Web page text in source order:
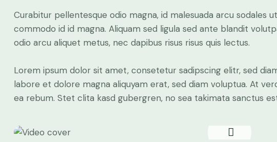
Curabitur pellentesque odio magna, id malesuada arcu sodales
commodo id id magna. Aliquam sed ligula sed ante blandit
odio arcu aliquet metus, nec dapibus risus risus quis lectus.
Lorem ipsum dolor sit amet, consetetur sadipscing elitr, sed
labore et dolore magna aliquyam erat, sed diam voluptua. At
ea rebum. Stet clita kasd gubergren, no sea takimata sanctus